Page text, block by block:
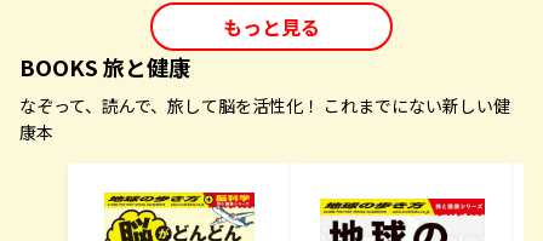
もっと見る
BOOKS 旅と健康
なぞって、読んで、旅して脳を活性化！ これまでにない新しい健
康本